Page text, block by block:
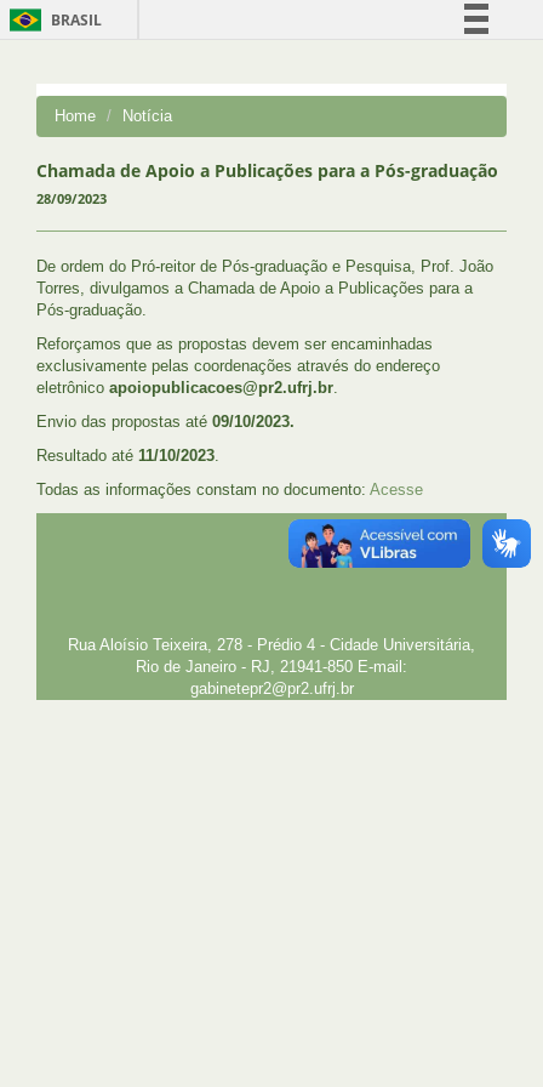
BRASIL
Comunica BR
Acesso à informação
Home Notícia
Chamada de Apoio a Publicações para a Pós-graduação
28/09/2023
De ordem do Pró-reitor de Pós-graduação e Pesquisa, Prof. João
Torres, divulgamos a Chamada de Apoio a Publicações para a
Pós-graduação.
Reforçamos que as propostas devem ser encaminhadas
exclusivamente pelas coordenações através do endereço
eletrônico apoiopublicacoes@pr2.ufrj.br.
Envio das propostas até 09/10/2023.
Resultado até 11/10/2023.
Todas as informações constam no documento: Acesse
GRADUAÇÃO
PLANEJAMENTO E DESENVOLVIMENTO
PESSOAL
Rua Aloísio Teixeira, 278 - Prédio 4 - Cidade Universitária,
Rio de Janeiro - RJ, 21941-850 E-mail:
gabinetepr2@pr2.ufrj.br